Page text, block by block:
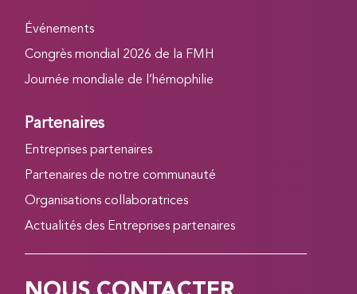
Événements
Congrès mondial 2026 de la FMH
Journée mondiale de l’hémophilie
Partenaires
Entreprises partenaires
Partenaires de notre communauté
Organisations collaboratrices
Actualités des Entreprises partenaires